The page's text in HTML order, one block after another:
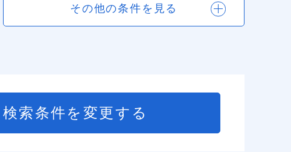
その他の条件を見る
検索条件を変更する